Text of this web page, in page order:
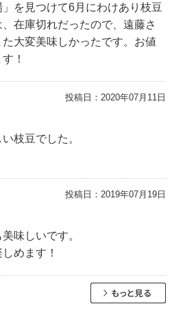
を見つけて6月にわけあり枝豆
在庫切れだったので、遠藤さ
大変美味しかったです。お値
！
投稿日： 2020年07月11日
枝豆でした。
投稿日： 2019年07月19日
味しいです。
めます！